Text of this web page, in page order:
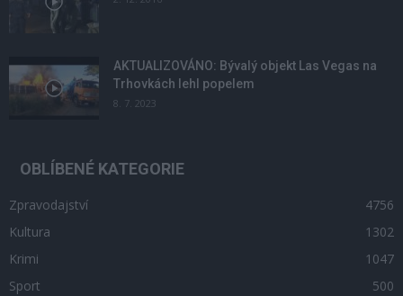
AKTUALIZOVÁNO: Bývalý objekt Las Vegas na
Trhovkách lehl popelem
8. 7. 2023
OBLÍBENÉ KATEGORIE
Zpravodajství
4756
Kultura
1302
Krimi
1047
Sport
500